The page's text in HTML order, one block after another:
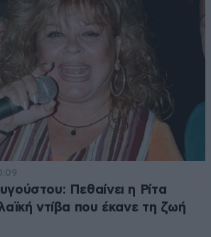
Πεθαίνει η Ρίτα
ντίβα που έκανε τη ζωή